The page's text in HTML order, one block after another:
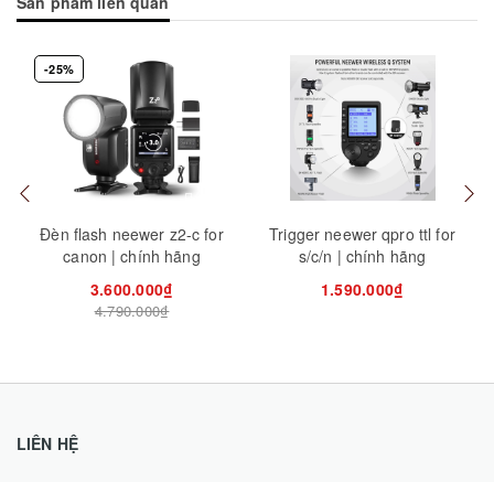
-25%
Đèn flash neewer z2-c for
canon | chính hãng
3.600.000₫
4.790.000₫
Trigger neewer qpro ttl for
s/c/n | chính hãng
1.590.000₫
Mua hàng
LIÊN HỆ